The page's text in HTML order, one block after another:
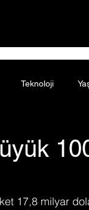
Teknoloji
17,8 milyar